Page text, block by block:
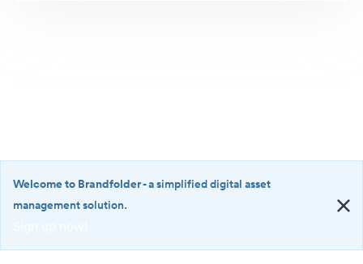
·
Welcome to Brandfolder- a simplified digital asset
management solution.